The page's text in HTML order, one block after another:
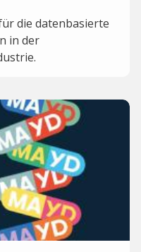
die datenbasierte
in der